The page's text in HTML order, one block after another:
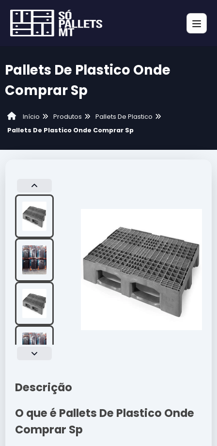
Pallets De Plastico Onde
Comprar Sp
Início Produtos
Pallets De Plastico
Pallets De Plastico Onde Comprar Sp
Descrição
O que é Pallets De Plastico Onde
Comprar Sp